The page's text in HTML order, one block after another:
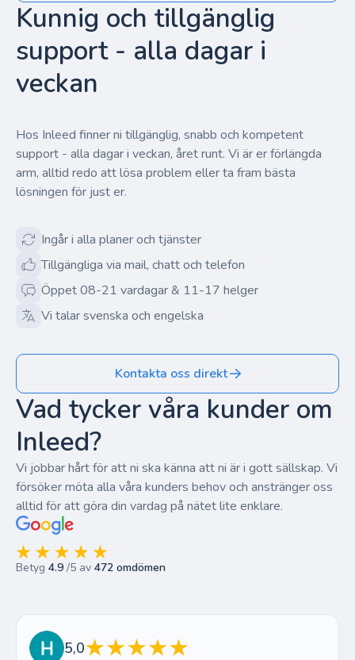
Kunnig och tillgänglig
support - alla dagar i
veckan
Hos Inleed finner ni tillgänglig, snabb och kompetent
support - alla dagar i veckan, året runt. Vi är er förlängda
arm, alltid redo att lösa problem eller ta fram bästa
lösningen för just er.
Ingår i alla planer och tjänster
Tillgängliga via mail, chatt och telefon
Öppet 08-21 vardagar & 11-17 helger
Vi talar svenska och engelska
Kontakta oss direkt
Vad tycker våra kunder om
Inleed?
Vi jobbar hårt för att ni ska känna att ni är i gott sällskap. Vi
försöker möta alla våra kunders behov och anstränger oss
alltid för att göra din vardag på nätet lite enklare.
Betyg 4.9 /5 av 472 omdömen
5,0